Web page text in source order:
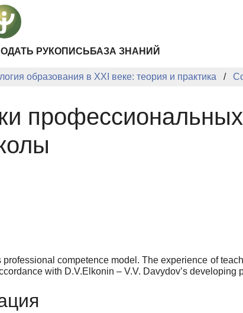
РУКОПИСЬ БАЗА ЗНАНИЙ
образования в XXI веке: теория и практика
competence model. The experience of
with D.V.Elkonin – V.V. Davydov’s developing